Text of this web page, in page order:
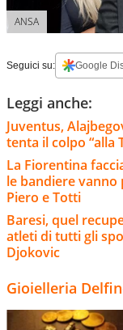
ANSA
Seguici su: Google
Leggi anche:
Juventus,
tenta il colpo “alla
La Fiorentina
le bandiere vanno
Piero e Totti
Baresi, quel
atleti di tutti gli
Djokovic
Gioielleria